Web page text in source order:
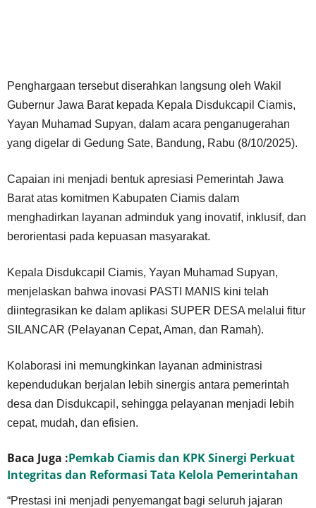
Penghargaan tersebut diserahkan langsung oleh Wakil
Gubernur Jawa Barat kepada Kepala Disdukcapil Ciamis,
Yayan Muhamad Supyan, dalam acara penganugerahan
yang digelar di Gedung Sate, Bandung, Rabu (8/10/2025).
Capaian ini menjadi bentuk apresiasi Pemerintah Jawa
Barat atas komitmen Kabupaten Ciamis dalam
menghadirkan layanan adminduk yang inovatif, inklusif, dan
berorientasi pada kepuasan masyarakat.
Kepala Disdukcapil Ciamis, Yayan Muhamad Supyan,
menjelaskan bahwa inovasi PASTI MANIS kini telah
diintegrasikan ke dalam aplikasi SUPER DESA melalui fitur
SILANCAR (Pelayanan Cepat, Aman, dan Ramah).
Kolaborasi ini memungkinkan layanan administrasi
kependudukan berjalan lebih sinergis antara pemerintah
desa dan Disdukcapil, sehingga pelayanan menjadi lebih
cepat, mudah, dan efisien.
Baca Juga :Pemkab Ciamis dan KPK Sinergi Perkuat
Integritas dan Reformasi Tata Kelola Pemerintahan
“Prestasi ini menjadi penyemangat bagi seluruh jajaran